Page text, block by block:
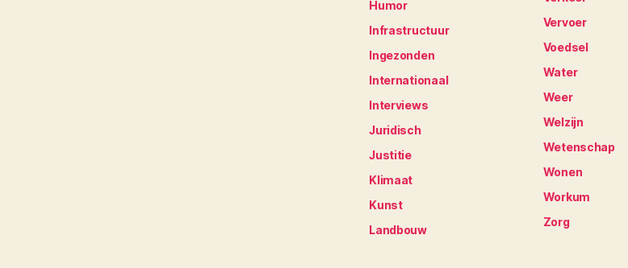
Humor
Infrastructuur
Ingezonden
Internationaal
Interviews
Juridisch
Justitie
Klimaat
Kunst
Landbouw
Vervoer
Voedsel
Water
Weer
Welzijn
Wetenschap
Wonen
Workum
Zorg